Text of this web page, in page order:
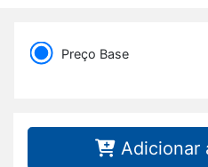
Preço Base
Adicionar